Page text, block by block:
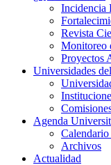
Incidencia
Revista
Monitoreo
Proyectos
Universidades
Agenda
Archivos
Actualidad